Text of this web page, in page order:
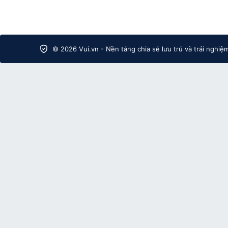
© 2026 Vui.vn - Nền tảng chia sẻ lưu trú và trải